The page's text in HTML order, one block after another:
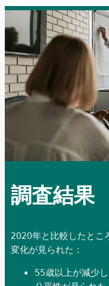
調査結果
2020年と比較したとこ
変化が見られた：
55歳以上が減少